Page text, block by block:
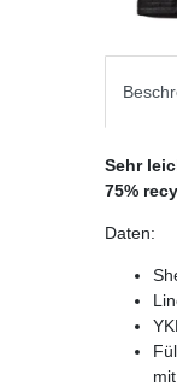
Sehr
75%
Daten: